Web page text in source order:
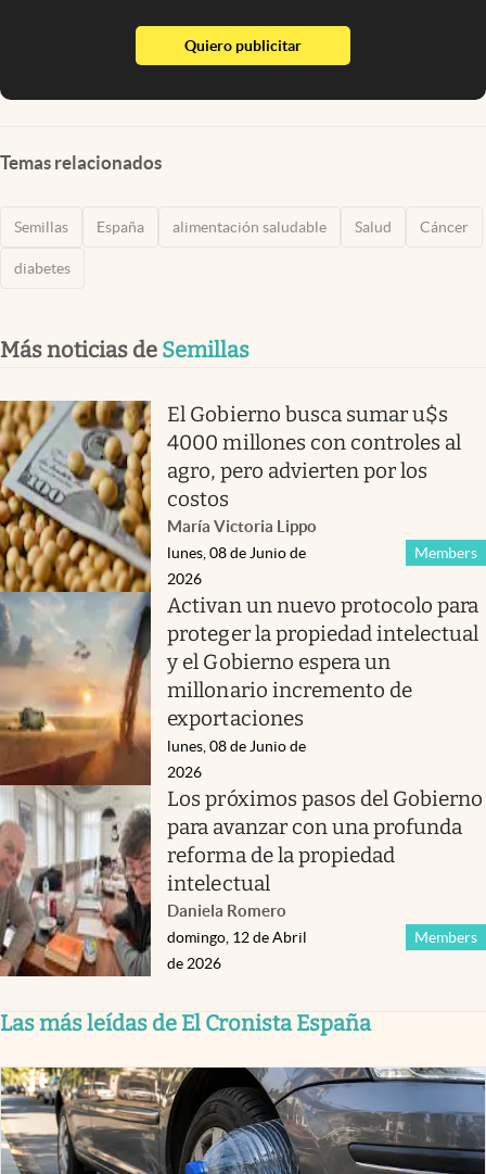
Quiero publicitarabre en nueva pestaña
Temas relacionados
Semillas España alimentación saludable Salud Cáncer
diabetes
Más noticias de Semillas
El Gobierno busca sumar u$s
4000 millones con controles al
agro, pero advierten por los
costos
María Victoria Lippo
Members
lunes, 08 de Junio de
2026
Activan un nuevo protocolo para
proteger la propiedad intelectual
y el Gobierno espera un
millonario incremento de
exportaciones
lunes, 08 de Junio de
2026
Los próximos pasos del Gobierno
para avanzar con una profunda
reforma de la propiedad
intelectual
Daniela Romero
Members
domingo, 12 de Abril
de 2026
Las más leídas de El Cronista España